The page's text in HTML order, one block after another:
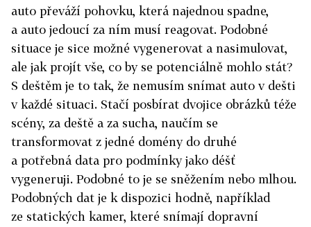
auto převáží pohovku, která najednou spadne,
a auto jedoucí za ním musí reagovat. Podobné
situace je sice možné vygenerovat a nasimulovat,
ale jak projít vše, co by se potenciálně mohlo stát?
S deštěm je to tak, že nemusím snímat auto v dešti
v každé situaci. Stačí posbírat dvojice obrázků téže
scény, za deště a za sucha, naučím se
transformovat z jedné domény do druhé
a potřebná data pro podmínky jako déšť
vygeneruji. Podobné to je se sněžením nebo mlhou.
Podobných dat je k dispozici hodně, například
ze statických kamer, které snímají dopravní